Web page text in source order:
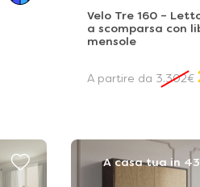
Velo Tre 160 –
a scomparsa con
mensole
A partire da 3.302€
A casa tua in